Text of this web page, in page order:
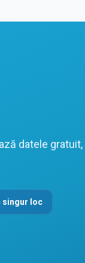
datele gratuit,
singur loc